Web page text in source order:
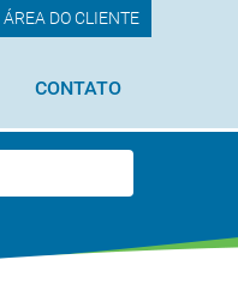
ÁREA DO CLIENTE
CONTATO